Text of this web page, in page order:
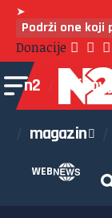
➤
Podrži one koji
Donacije
n2
magazin
WEB